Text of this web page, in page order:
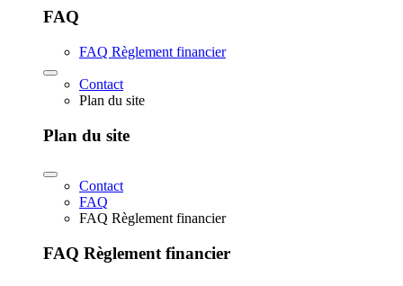
FAQ
FAQ Règlement financier
Contact
Plan du site
Plan du site
Contact
FAQ
FAQ Règlement financier
FAQ Règlement financier